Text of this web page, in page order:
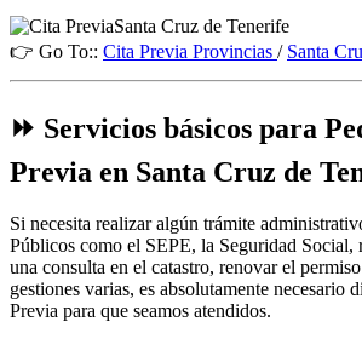
👉 Go To:: Cita Previa Provincias / Santa
⏩ Servicios básicos para
Previa en Santa Cruz de
Si necesita realizar algún trámite
Públicos como el SEPE, la Seguridad
una consulta en el catastro, renovar el
gestiones varias, es absolutamente necesario
Previa para que seamos atendidos.